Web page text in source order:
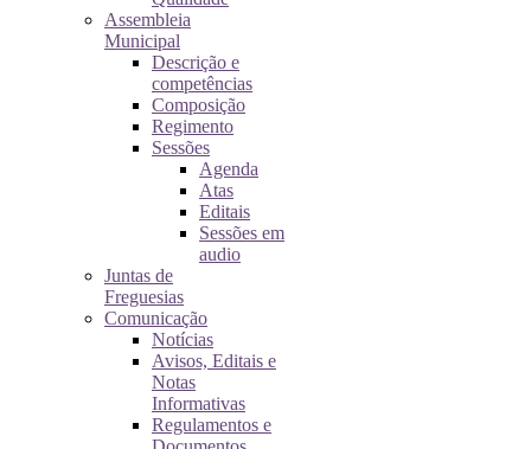
Assembleia
Municipal
Descrição e
competências
Composição
Regimento
Sessões
Agenda
Atas
Editais
Sessões em
audio
Juntas de
Freguesias
Comunicação
Notícias
Avisos, Editais e
Notas
Informativas
Regulamentos e